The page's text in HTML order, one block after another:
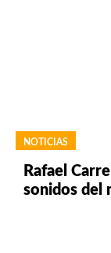
NOTICIAS
Rafael
sonidos del